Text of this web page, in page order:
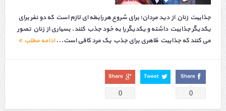
جذابیت زنان از دید مردان؛ برای شروع هر رابطه ای لازم است که دو نفر برای
یکدیگر جذابیت داشته و یکدیگر را به خود جذب کنند. بسیاری از زنان تصور
می کنند که جذابیت ظاهری برای جذب یک مرد کافی است...ادامه مطلب
Share
0
Tweet
Share
0